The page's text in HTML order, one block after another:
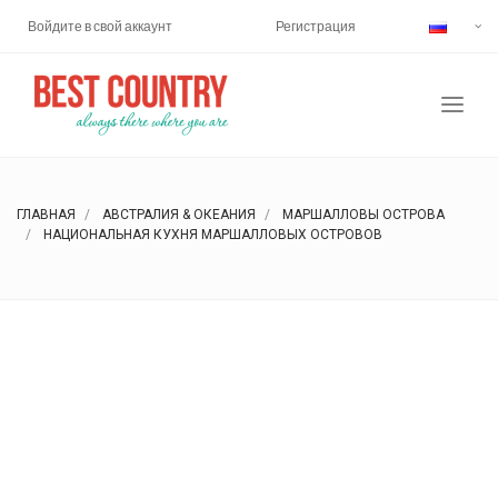
Войдите в свой аккаунт Регистрация
ГЛАВНАЯ АВСТРАЛИЯ & ОКЕАНИЯ
МАРШАЛЛОВЫ ОСТРОВА
НАЦИОНАЛЬНАЯ КУХНЯ МАРШАЛЛОВЫХ ОСТРОВОВ